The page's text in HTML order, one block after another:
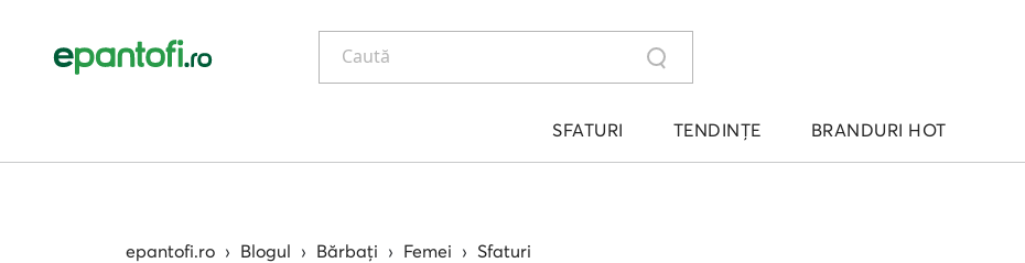
Caută
SFATURI TENDINȚE BRANDURI HOT
epantofi.ro › Blogul › Bărbați › Femei › Sfaturi